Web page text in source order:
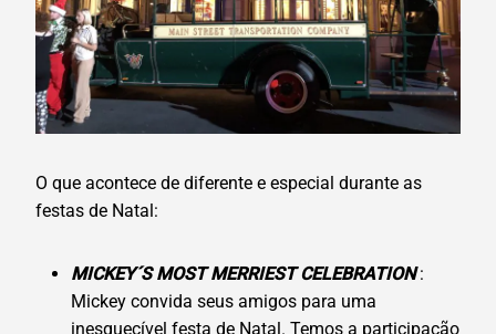
O que acontece de diferente e especial durante as
festas de Natal:
MICKEY´S MOST MERRIEST CELEBRATION:
Mickey convida seus amigos para uma
inesquecível festa de Natal. Temos a participação